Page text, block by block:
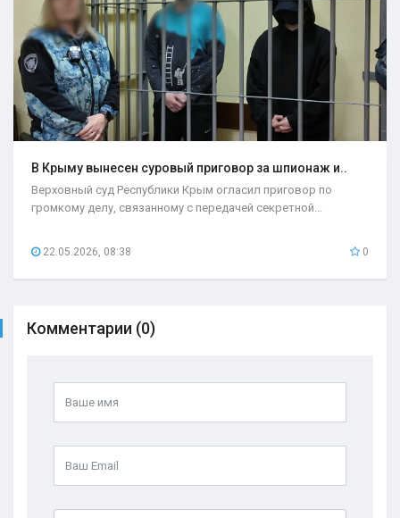
В Крыму вынесен суровый приговор за шпионаж и..
Верховный суд Республики Крым огласил приговор по
громкому делу, связанному с передачей секретной...
22.05.2026, 08:38 0
Комментарии (0)